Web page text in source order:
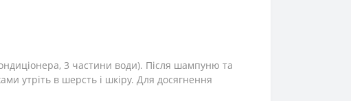
3 частини води). Після шампуню та
утріть в шерсть і шкіру. Для досягнення